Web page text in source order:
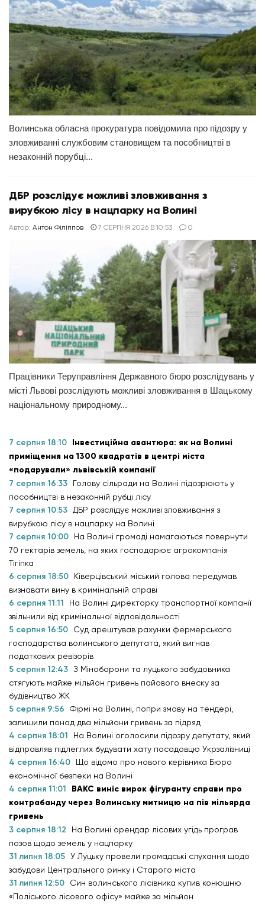
Волинська обласна прокуратура повідомила про підозру у
зловживанні службовим становищем та пособництві в
незаконній порубці...
ДБР розслідує можливі зловживання з
вирубкою лісу в нацпарку на Волині
Автор: Антон Філіппов 7 СЕРПНЯ 2026 В 10:53 0
Працівники Теруправління Державного бюро розслідувань у
місті Львові розслідують можливі зловживання в Шацькому
національному природному...
7 серпня 18:10 Інвестиційна авантюра: як на Волині
приміщення на 1300 квадратів в центрі міста
«подарували» львівській компанії
7 серпня 16:33
Голову сільради на Волині підозрюють у
пособництві в незаконній рубці лісу
7 серпня 10:53 ДБР розслідує можливі зловживання з
вирубкою лісу в нацпарку на Волині
7 серпня 10:00
На Волині громаді намагаються повернути
70 гектарів земель, на яких господарює агрокомпанія
Тігіпка
6 серпня 18:50
Ківерцівський міський голова передумав
визнавати вину в кримінальній справі
6 серпня 11:11
На Волині директорку транспортної компанії
звільнили від кримінальної відповідальності
5 серпня 16:50
Суд арештував рахунки фермерського
господарства волинського депутата, який вигнав
податкових ревізорів
5 серпня 12:43 З Міноборони та луцького забудовника
стягують майже мільйон гривень пайового внеску за
будівництво ЖК
5 серпня 9:56
Фірмі на Волині, попри змову на тендері,
залишили понад два мільйони гривень за підряд
4 серпня 18:01
На Волині оголосили підозру депутату, який
відправляв підлеглих будувати хату посадовцю Укрзалізниці
4 серпня 16:40
Що відомо про нового керівника Бюро
економічної безпеки на Волині
4 серпня 11:01
ВАКС виніс вирок фігуранту справи про
контрабанду через Волинську митницю на пів мільярда
гривень
3 серпня 18:12
На Волині орендар лісових угідь програв
позов щодо земель у нацпарку
31 липня 18:05 У Луцьку провели громадські слухання щодо
забудови Центрального ринку і Старого міста
31 липня 12:50
Син волинського лісівника купив конюшню
«Поліського лісового офісу» майже за мільйон